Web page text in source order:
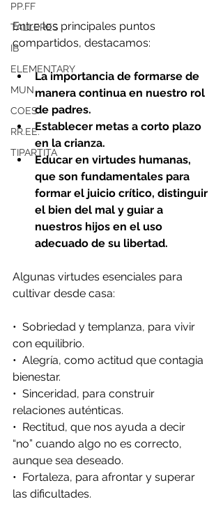
PP.FF
TALLERES
IB
ELEMENTARY
MUN
COES
RR.EE.
TIPARTITA
Entre los principales puntos
compartidos, destacamos:
La importancia de formarse de
manera continua en nuestro rol
de padres.
Establecer metas a corto plazo
en la crianza.
Educar en virtudes humanas,
que son fundamentales para
formar el juicio crítico, distinguir
el bien del mal y guiar a
nuestros hijos en el uso
adecuado de su libertad.
Algunas virtudes esenciales para
cultivar desde casa:
•⁠  ⁠Sobriedad y templanza, para vivir
con equilibrio.
•⁠  ⁠Alegría, como actitud que contagia
bienestar.
•⁠  ⁠Sinceridad, para construir
relaciones auténticas.
•⁠  ⁠Rectitud, que nos ayuda a decir
“no” cuando algo no es correcto,
aunque sea deseado.
•⁠  ⁠Fortaleza, para afrontar y superar
las dificultades.